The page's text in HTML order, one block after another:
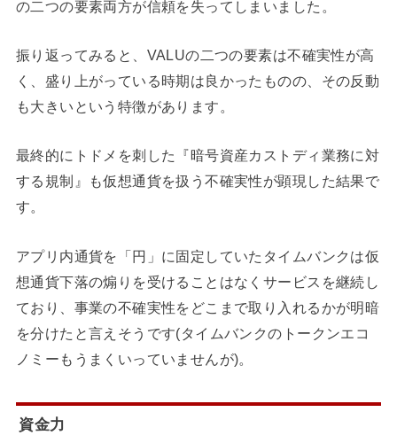
の二つの要素両方が信頼を失ってしまいました。
振り返ってみると、VALUの二つの要素は不確実性が高
く、盛り上がっている時期は良かったものの、その反動
も大きいという特徴があります。
最終的にトドメを刺した『暗号資産カストディ業務に対
する規制』も仮想通貨を扱う不確実性が顕現した結果で
す。
アプリ内通貨を「円」に固定していたタイムバンクは仮
想通貨下落の煽りを受けることはなくサービスを継続し
ており、事業の不確実性をどこまで取り入れるかが明暗
を分けたと言えそうです(タイムバンクのトークンエコ
ノミーもうまくいっていませんが)。
資金力